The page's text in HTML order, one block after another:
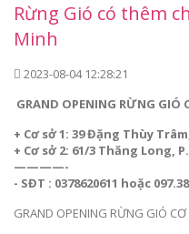
Rừng Gió có thêm
Minh
2023-08-04 12:28:21
GRAND OPENING RỪNG GIÓ
+ Cơ sở 1: 39 Đặng Thùy
+ Cơ sở 2: 61/3 Thăng Long,
————-
- SĐT : 0378620611 hoặc
GRAND OPENING RỪNG GIÓ